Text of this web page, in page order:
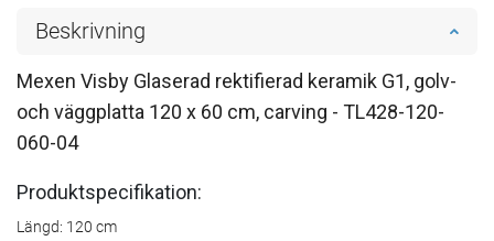
Beskrivning
Mexen Visby Glaserad rektifierad keramik G1, golv-
och väggplatta 120 x 60 cm, carving - TL428-120-
060-04
Produktspecifikation:
Längd: 120 cm